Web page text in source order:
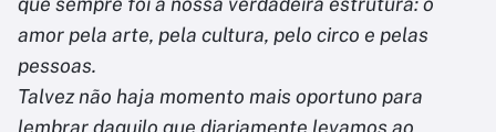
amor pela arte, pela cultura, pelo circo e pelas
pessoas.
Talvez não haja momento mais oportuno para
lembrar daquilo que diariamente levamos ao